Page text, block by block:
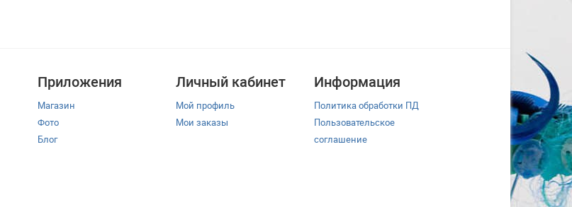
Приложения
Магазин
Фото
Блог
Личный кабинет
Мой профиль
Мои заказы
Информация
Политика обработки ПД
Пользовательское
соглашение